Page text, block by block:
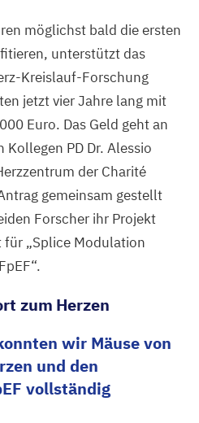
möglichst bald die ersten
unterstützt das
Kreislauf-Forschung
jetzt vier Jahre lang mit
000 Euro. Das Geld geht an
Kollegen PD Dr. Alessio
der Charité
gemeinsam gestellt
Forscher ihr Projekt
für „Splice Modulation
zum Herzen
wir Mäuse von
und den
vollständig